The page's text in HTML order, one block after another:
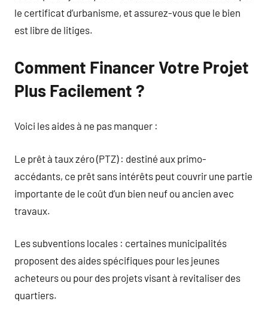
le certificat d’urbanisme, et assurez-vous que le bien
est libre de litiges.
Comment Financer Votre Projet
Plus Facilement ?
Voici les aides à ne pas manquer :
Le prêt à taux zéro (PTZ) : destiné aux primo-
accédants, ce prêt sans intérêts peut couvrir une partie
importante de le coût d’un bien neuf ou ancien avec
travaux.
Les subventions locales : certaines municipalités
proposent des aides spécifiques pour les jeunes
acheteurs ou pour des projets visant à revitaliser des
quartiers.